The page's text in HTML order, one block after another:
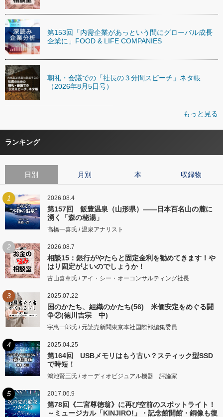
第153回「内需企業があっという間にグローバル成長
企業に」FOOD & LIFE COMPANIES
朝礼・会議での「社長の３分間スピーチ」ネタ帳
（2026年8月5日号）
もっと見る
ランキング
日別 月別 本 収録物
1 2026.08.4
第157回 飯豊温泉（山形県）――日本百名山の麓に
湧く「森の秘湯」
高橋一喜氏 / 温泉アナリスト
2 2026.08.7
相談15：銀行がやたらと固定金利を勧めてきます！や
はり固定がよいのでしょうか！
古山喜章氏 / アイ・シー・オーコンサルティング社長
3 2025.07.22
国のかたち、組織のかたち(56) 米価安定をめぐる闘
争②(徳川吉宗 中)
宇惠一郎氏 / 元読売新聞東京本社国際部編集委員
4 2025.04.25
第164回 USBメモリはもう古い？スティック型SSD
で時短！
鴻池賢三氏 / オーディオビジュアル機器 評論家
5 2017.06.9
第78回《二宮尊徳翁》に再び空前のスポットライト！
～ミュージカル「KINJIRO!」・記念館開館・銅像も復